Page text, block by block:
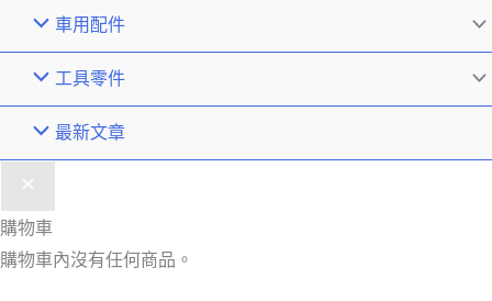
車用配件
工具零件
最新文章
購物車
購物車內沒有任何商品。